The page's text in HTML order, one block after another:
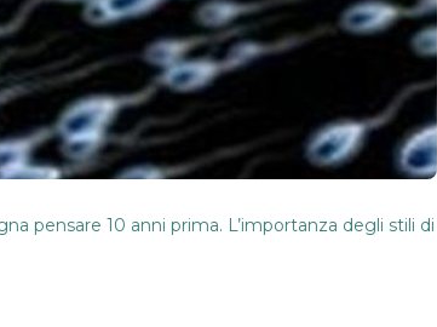
pensare 10 anni prima. L’importanza degli stili